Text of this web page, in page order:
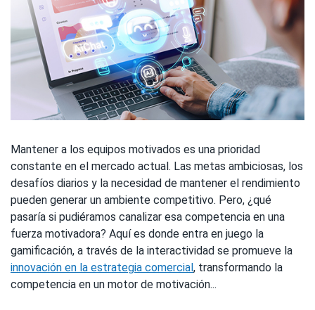
Mantener a los equipos motivados es una prioridad
constante en el mercado actual. Las metas ambiciosas, los
desafíos diarios y la necesidad de mantener el rendimiento
pueden generar un ambiente competitivo. Pero, ¿qué
pasaría si pudiéramos canalizar esa competencia en una
fuerza motivadora? Aquí es donde entra en juego la
gamificación, a través de la interactividad se promueve la
innovación en la estrategia comercial , transformando la
competencia en un motor de motivación...